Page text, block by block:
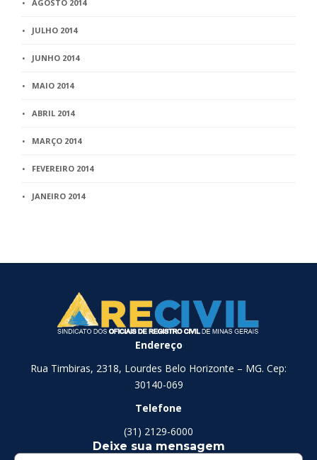
AGOSTO 2014
JULHO 2014
JUNHO 2014
MAIO 2014
ABRIL 2014
MARÇO 2014
FEVEREIRO 2014
JANEIRO 2014
Endereço
Rua Timbiras, 2318, Lourdes Belo Horizonte – MG. Cep:
30140-069
Telefone
(31) 2129-6000
Deixe sua mensagem